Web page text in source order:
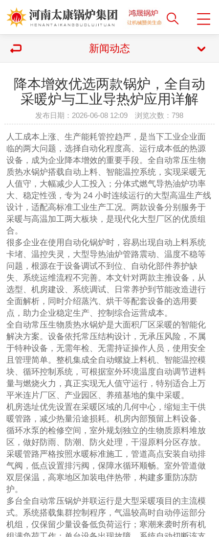
新闻动态
降本增效优选两款锅炉，全自动
采暖炉与工业导热炉应用详解
发布日期：2026-06-08 12:09 浏览次数：798
人工成本上涨、生产能耗管控趋严，是当下工业企业面
临的两大问题，选择自动化程度高、运行成本低的热源
设备，成为企业降本增效的重要手段。全自动常压生物
质热水锅炉搭载自动上料、智能温控系统，实现采暖无
人值守，大幅减少人工投入；分体式燃气导热油炉功率
大、稳定性强，专为 24 小时连续运行的大型高温生产线
设计，适配高标准工业生产工况。两款设备分别服务于
采暖与高温加工两大板块，是现代化大型厂区的优质组
合。
很多企业在使用自动化锅炉时，容易出现自动上料系统
卡堵、温控失灵，大型导热油炉管路震动、温度不稳等
问题，根源在于设备调试不到位、自动化部件养护缺
失、系统运维流程不完善。本文针对两款主推设备，从
选型、机房建设、系统调试、日常养护到节能改造进行
全面解析，同时介绍蒸汽、烘干等配套设备的选用要
点，助力企业稳定生产、控制综合运营成本。
全自动常压生物质热水锅炉是大面积厂区采暖的智能化
解决方案。设备依托常压结构设计，无承压风险，不属
于特种设备，无需年检、无需持证操作人员，使用安全
且管理简单。整机集成全自动螺旋上料机、智能温控模
块、循环控制系统，可根据室外环境温度自动调节进料
量与燃烧火力，真正实现无人值守运行，特别适合上万
平米连片厂区、产业园区、养殖基地的集中采暖。
机房选址优先设置在采暖区域的几何中心，缩短主干供
暖管路，减少热量沿途损耗。机房内部预留上料设备、
循环水泵的检修空间，室外规划独立的生物质原料堆放
区，做好防雨、防潮、防火处理，干湿原料分区存放。
采暖管路严格按照水暖标准施工，管道高点安装自动排
气阀，低点设置排污阀，保障水循环顺畅。室外管道做
双层保温，高寒地区加装电伴热带，构建多重防冻防
护。
多台全自动常压锅炉并联运行是大型采暖项目的主流模
式。系统搭载集群控制程序，气温较高时自动停运部分
机组，仅保留少量设备低负荷运行；寒潮来袭时所有机